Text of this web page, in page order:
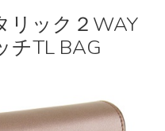
リック２WAY
チTL BAG